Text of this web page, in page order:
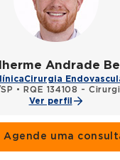
Andrade
Cirurgia
•
RQE 134108 -
Ver perfil
Agende uma